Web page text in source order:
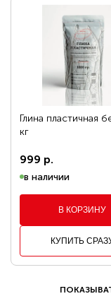
Глина пластичная
кг
999 р.
в наличии
В КОРЗИНУ
КУПИТЬ